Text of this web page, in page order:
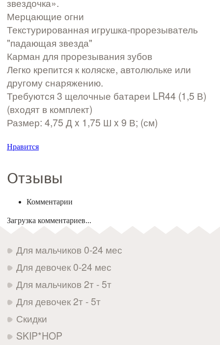
звездочка».
Мерцающие огни
Текстурированная игрушка-прорезыватель
"падающая звезда"
Карман для прорезывания зубов
Легко крепится к коляске, автолюльке или
другому снаряжению.
Требуются 3 щелочные батареи LR44 (1,5 В)
(входят в комплект)
Размер: 4,75 Д x 1,75 Ш x 9 В; (см)
Нравится
Отзывы
Комментарии
Загрузка комментариев...
Для мальчиков 0-24 мес
Для девочек 0-24 мес
Для мальчиков 2т - 5т
Для девочек 2т - 5т
Скидки
SKIP*HOP